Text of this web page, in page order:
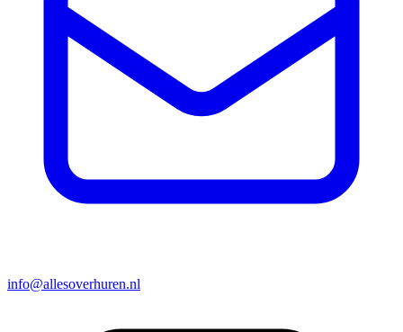
info@allesoverhuren.nl